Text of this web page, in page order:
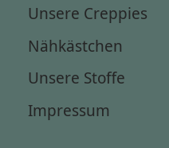
Unsere Creppies
Nähkästchen
Unsere Stoffe
Impressum